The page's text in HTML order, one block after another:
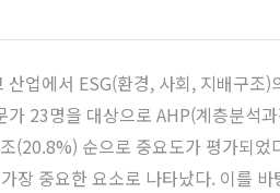
업에서 ESG(환경, 사회, 지배구
23명을 대상으로 AHP(계층분석
(20.8%) 순으로 중요도가 평가되
장 중요한 요소로 나타났다. 이를